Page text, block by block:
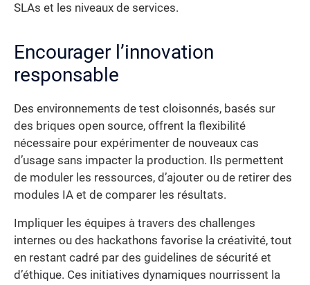
SLAs et les niveaux de services.
Encourager l’innovation
responsable
Des environnements de test cloisonnés, basés sur
des briques open source, offrent la flexibilité
nécessaire pour expérimenter de nouveaux cas
d’usage sans impacter la production. Ils permettent
de moduler les ressources, d’ajouter ou de retirer des
modules IA et de comparer les résultats.
Impliquer les équipes à travers des challenges
internes ou des hackathons favorise la créativité, tout
en restant cadré par des guidelines de sécurité et
d’éthique. Ces initiatives dynamiques nourrissent la